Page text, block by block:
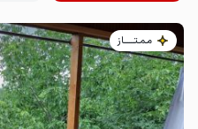
مـمـتــــــاز